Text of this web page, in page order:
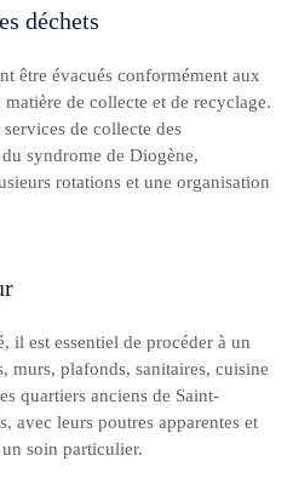
déchets
être évacués conformément aux
de collecte et de recyclage.
de collecte des
syndrome de Diogène,
rotations et une organisation
il est essentiel de procéder à un
murs, plafonds, sanitaires, cuisine
quartiers anciens de Saint-
avec leurs poutres apparentes et
soin particulier.